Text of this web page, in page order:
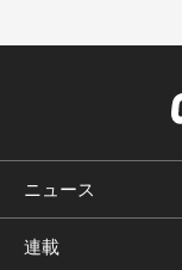
ニュース
連載